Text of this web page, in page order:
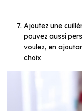
Ajoutez une
pouvez aussi
voulez, en
choix